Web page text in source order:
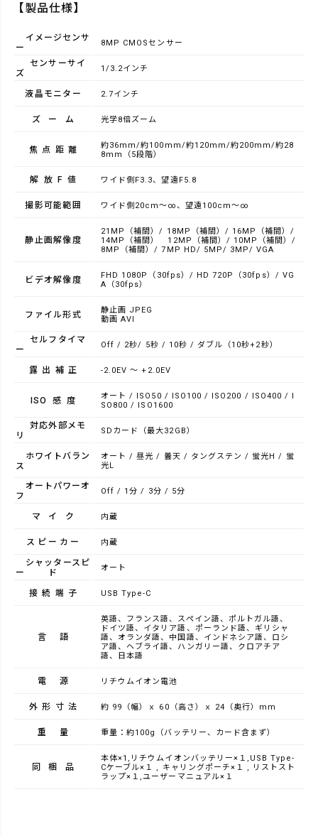
【製品仕様】
イメージセンサ
ー
8MP CMOSセンサー
センサーサイ
ズ
1/3.2インチ
液晶モニター 2.7インチ
ズーム 光学8倍ズーム
焦点距離
約36mm/約100mm/約120mm/約200mm/約28
8mm（5段階）
解放F値 ワイド側F3.3、望遠F5.8
撮影可能範囲 ワイド側20cm～∞、望遠100cm～∞
静止画解像度
21MP（補間）/ 18MP（補間）/ 16MP（補間）/
14MP（補間） 12MP（補間）/ 10MP（補間）/
8MP（補間）/ 7MP HD/ 5MP/ 3MP/ VGA
ビデオ解像度
FHD 1080P（30fps）/ HD 720P（30fps）/ VG
A（30fps）
ファイル形式
静止画 JPEG
動画 AVI
セルフタイマ
ー
Off / 2秒/ 5秒 / 10秒 / ダブル（10秒+2秒）
露出補正 -2.0EV ～ +2.0EV
ISO感度
オート / ISO50 / ISO100 / ISO200 / ISO400 / I
SO800 / ISO1600
対応外部メモ
リ
SDカード（最大32GB）
ホワイトバラン
ス
オート / 昼光 / 曇天 / タングステン / 蛍光H / 蛍
光L
オートパワーオ
フ
Off / 1分 / 3分 / 5分
マイク 内蔵
スピーカー 内蔵
シャッタースピ
ード
オート
接続端子 USB Type-C
言語
英語、フランス語、スペイン語、ポルトガル語、
ドイツ語、イタリア語、ポーランド語、ギリシャ
語、オランダ語、中国語、インドネシア語、ロシ
ア語、ヘブライ語、ハンガリー語、クロアチア
語、日本語
電源 リチウムイオン電池
外形寸法 約 99（幅）ｘ 60（高さ）ｘ 24（奥行）mm
重量 重量：約100g（バッテリー、カード含まず）
同梱品
本体×1,リチウムイオンバッテリー×１,USB Type-
Cケーブル×１ , キャリングポーチ×１ , リストスト
ラップ×１,ユーザーマニュアル×１